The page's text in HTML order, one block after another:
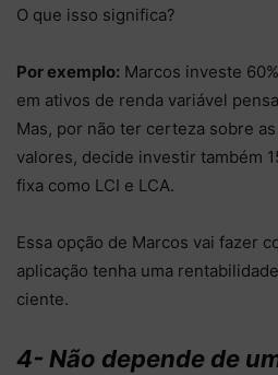
O que isso significa?
Por exemplo: Marcos investe
em ativos de renda variável
Mas, por não ter certeza sobre
valores, decide investir também
fixa como LCI e LCA.
Essa opção de Marcos vai fazer
aplicação tenha uma
ciente.
4- Não depende de